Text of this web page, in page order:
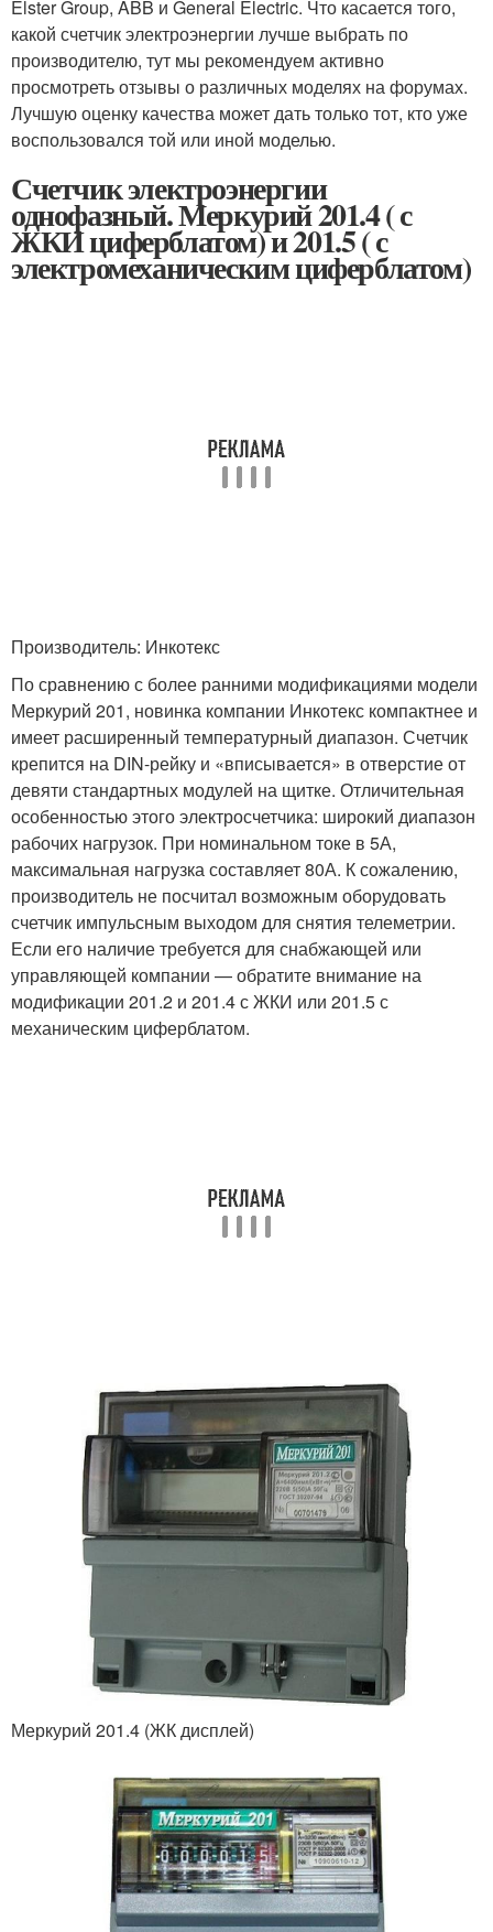
Elster Group, ABB и General Electric. Что касается того,
какой счетчик электроэнергии лучше выбрать по
производителю, тут мы рекомендуем активно
просмотреть отзывы о различных моделях на форумах.
Лучшую оценку качества может дать только тот, кто уже
воспользовался той или иной моделью.
Счетчик электроэнергии
однофазный. Меркурий 201.4 ( с
ЖКИ циферблатом) и 201.5 ( с
электромеханическим циферблатом)
Производитель: Инкотекс
По сравнению с более ранними модификациями модели
Меркурий 201, новинка компании Инкотекс компактнее и
имеет расширенный температурный диапазон. Счетчик
крепится на DIN-рейку и «вписывается» в отверстие от
девяти стандартных модулей на щитке. Отличительная
особенностью этого электросчетчика: широкий диапазон
рабочих нагрузок. При номинальном токе в 5А,
максимальная нагрузка составляет 80А. К сожалению,
производитель не посчитал возможным оборудовать
счетчик импульсным выходом для снятия телеметрии.
Если его наличие требуется для снабжающей или
управляющей компании — обратите внимание на
модификации 201.2 и 201.4 с ЖКИ или 201.5 с
механическим циферблатом.
Меркурий 201.4 (ЖК дисплей)